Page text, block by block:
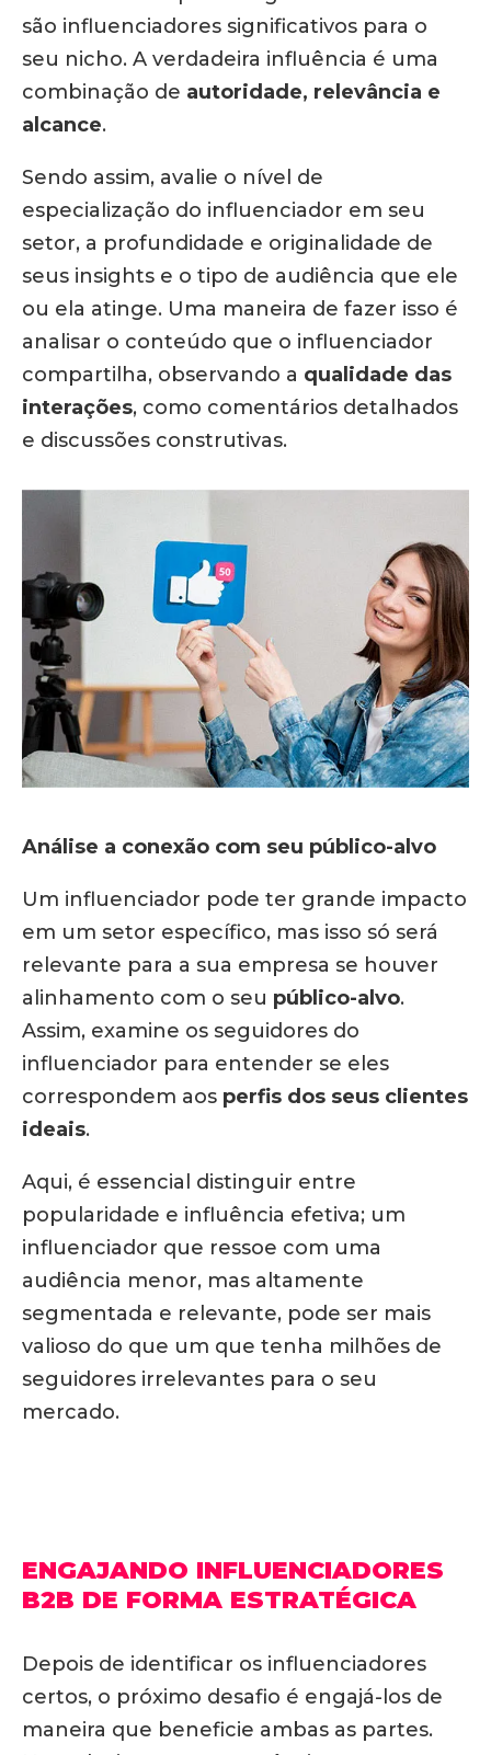
são influenciadores significativos para o
seu nicho. A verdadeira influência é uma
combinação de autoridade, relevância e
alcance.
Sendo assim, avalie o nível de
especialização do influenciador em seu
setor, a profundidade e originalidade de
seus insights e o tipo de audiência que ele
ou ela atinge. Uma maneira de fazer isso é
analisar o conteúdo que o influenciador
compartilha, observando a qualidade das
interações, como comentários detalhados
e discussões construtivas.
Análise a conexão com seu público-alvo
Um influenciador pode ter grande impacto
em um setor específico, mas isso só será
relevante para a sua empresa se houver
alinhamento com o seu público-alvo.
Assim, examine os seguidores do
influenciador para entender se eles
correspondem aos perfis dos seus clientes
ideais.
Aqui, é essencial distinguir entre
popularidade e influência efetiva; um
influenciador que ressoe com uma
audiência menor, mas altamente
segmentada e relevante, pode ser mais
valioso do que um que tenha milhões de
seguidores irrelevantes para o seu
mercado.
ENGAJANDO INFLUENCIADORES
B2B DE FORMA ESTRATÉGICA
Depois de identificar os influenciadores
certos, o próximo desafio é engajá-los de
maneira que beneficie ambas as partes.